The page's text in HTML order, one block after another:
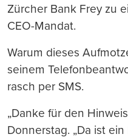
Zürcher Bank Frey zu
CEO-Mandat.
Warum dieses
seinem
rasch per SMS.
„Danke für den
Donnerstag. „Da ist